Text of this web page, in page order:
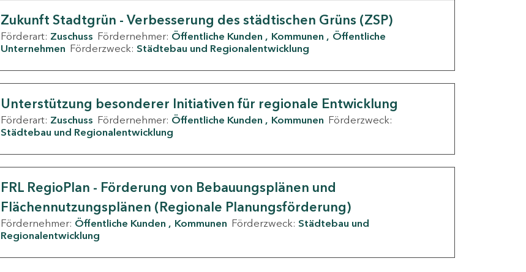
Zukunft Stadtgrün - Verbesserung des städtischen Grüns (ZSP)
Förderart: Zuschuss Fördernehmer: Öffentliche Kunden Kommunen
Öffentliche
Unternehmen Förderzweck: Städtebau und Regionalentwicklung
Unterstützung besonderer Initiativen für regionale Entwicklung
Förderart: Zuschuss Fördernehmer: Öffentliche Kunden Kommunen Förderzweck:
Städtebau und Regionalentwicklung
FRL RegioPlan - Förderung von Bebauungsplänen und
Flächennutzungsplänen (Regionale Planungsförderung)
Fördernehmer: Öffentliche Kunden Kommunen Förderzweck: Städtebau und
Regionalentwicklung